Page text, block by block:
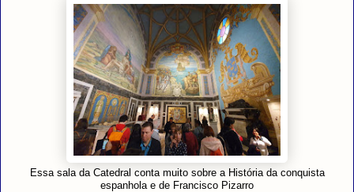
Essa sala da Catedral conta muito sobre a História da conquista
espanhola e de Francisco Pizarro